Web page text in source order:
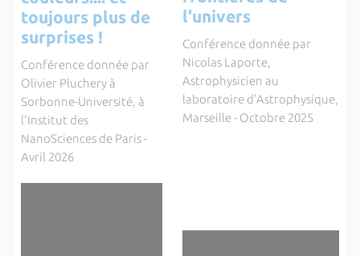
toujours plus de
surprises !
Conférence donnée par
Olivier Pluchery à
Sorbonne-Université, à
l'Institut des
NanoSciences de Paris -
Avril 2026
l'univers
Conférence donnée par
Nicolas Laporte,
Astrophysicien au
laboratoire d'Astrophysique,
Marseille - Octobre 2025